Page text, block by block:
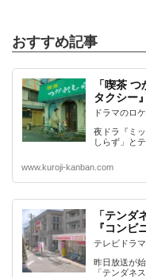
おすすめ記事
「喫茶
タクシー
ドラマのロ
夜ドラ『ミ
しらず」と
www.kuroji-kanban.com
「テン
『コンビ
テレビドラ
昨日放送が
「テンダネ